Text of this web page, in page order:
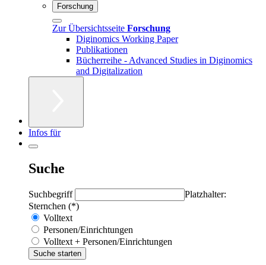
Forschung
Zur Übersichtsseite Forschung
Diginomics Working Paper
Publikationen
Bücherreihe - Advanced Studies in Diginomics
and Digitalization
Infos für
Suche
Suchbegriff
Platzhalter:
Sternchen (*)
Volltext
Personen/Einrichtungen
Volltext + Personen/Einrichtungen